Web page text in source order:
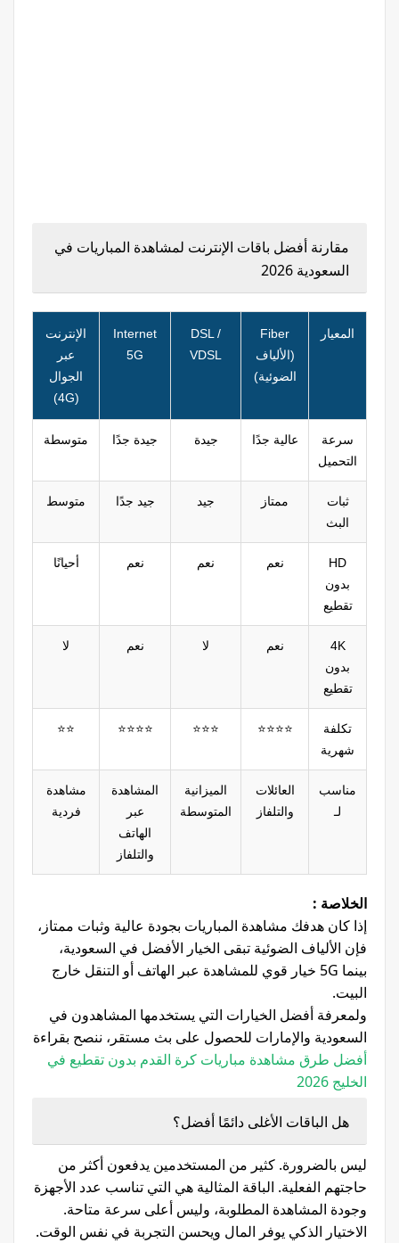
مقارنة أفضل باقات الإنترنت لمشاهدة المباريات في
السعودية 2026
المعيار
Fiber
(الألياف
الضوئية)
DSL /
VDSL
Internet
5G
الإنترنت
عبر
الجوال
(4G)
سرعة
التحميل
عالية جدًا جيدة جيدة جدًا متوسطة
ثبات
البث
ممتاز جيد جيد جدًا متوسط
HD
بدون
تقطيع
نعم نعم نعم أحيانًا
4K
بدون
تقطيع
نعم لا نعم لا
تكلفة
شهرية
⭐⭐⭐⭐
⭐⭐⭐
⭐⭐⭐⭐
⭐⭐
مناسب
لـ
العائلات
والتلفاز
الميزانية
المتوسطة
المشاهدة
عبر
الهاتف
والتلفاز
مشاهدة
فردية
الخلاصة :
إذا كان هدفك مشاهدة المباريات بجودة عالية وثبات ممتاز،
فإن الألياف الضوئية تبقى الخيار الأفضل في السعودية،
بينما 5G خيار قوي للمشاهدة عبر الهاتف أو التنقل خارج
البيت.
ولمعرفة أفضل الخيارات التي يستخدمها المشاهدون في
السعودية والإمارات للحصول على بث مستقر، ننصح بقراءة
أفضل طرق مشاهدة مباريات كرة القدم بدون تقطيع في
الخليج 2026
هل الباقات الأغلى دائمًا أفضل؟
ليس بالضرورة. كثير من المستخدمين يدفعون أكثر من
حاجتهم الفعلية. الباقة المثالية هي التي تناسب عدد الأجهزة
وجودة المشاهدة المطلوبة، وليس أعلى سرعة متاحة.
الاختيار الذكي يوفر المال ويحسن التجربة في نفس الوقت.